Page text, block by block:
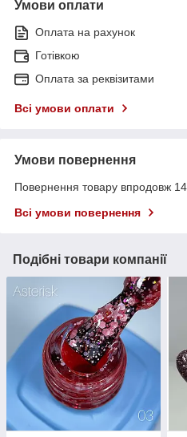
Умови оплати
Оплата на рахунок
Готівкою
Оплата за реквізитами
Всі умови оплати
Умови повернення
Повернення товару впродовж
Всі умови повернення
Подібні товари компанії